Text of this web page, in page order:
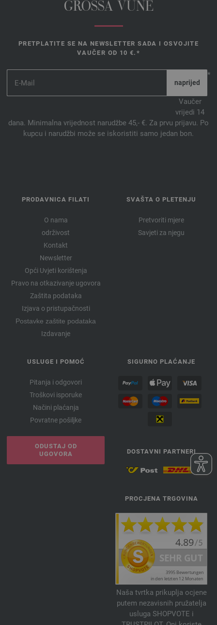
GROSSA VUNE
PRETPLATITE SE NA NEWSLETTER SADA I OSVOJITE
VAUČER OD 10 €.*
*
Vaučer
vrijedi 14
dana. Minimalna vrijednost narudžbe 45,- €. Za prvu prijavu. Po
kupcu i narudžbi može se iskoristiti samo jedan bon.
PRODAVNICA FILATI
O nama
održivost
Kontakt
Newsletter
Opći Uvjeti korištenja
Pravo na otkazivanje ugovora
Zaštita podataka
Izjava o pristupačnosti
Postavke zaštite podataka
Izdavanje
SVAŠTA O PLETENJU
Pretvoriti mjere
Savjeti za njegu
USLUGE I POMOĆ
Pitanja i odgovori
Troškovi isporuke
Načini plaćanja
Povratne pošiljke
ODUSTAJ OD
UGOVORA
SIGURNO PLAĆANJE
DOSTAVNI PARTNERI
PROCJENA TRGOVINA
Naša tvrtka prikuplja ocjene
putem nezavisnih pružatelja
usluga SHOPVOTE i